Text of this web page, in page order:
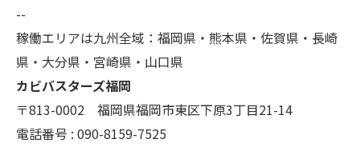
--
稼働エリアは九州全域：福岡県・熊本県・佐賀県・長崎
県・大分県・宮崎県・山口県
カビバスターズ福岡
〒813-0002 福岡県福岡市東区下原3丁目21-14
電話番号 : 090-8159-7525